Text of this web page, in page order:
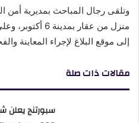
وتلقى رجال المباحث بمديرية أمن
منزل من عقار
إلى موقع البلاغ لإجراء المعاينة
مقالات ذات صلة
سبورتنج يعلن